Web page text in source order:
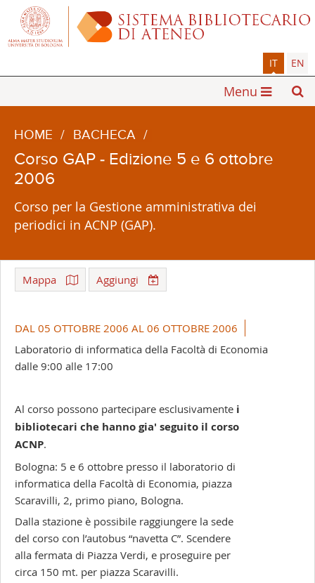
IT EN
Menu
HOME / BACHECA /
Corso GAP - Edizione 5 e 6 ottobre
2006
Corso per la Gestione amministrativa dei
periodici in ACNP (GAP).
Mappa Aggiungi
-
DAL 05 OTTOBRE 2006 AL 06 OTTOBRE 2006
Laboratorio di informatica della Facoltà di Economia
dalle 9:00 alle 17:00
Al corso possono partecipare esclusivamente i
bibliotecari che hanno gia' seguito il corso
ACNP.
Bologna: 5 e 6 ottobre presso il laboratorio di
informatica della Facoltà di Economia, piazza
Scaravilli, 2, primo piano, Bologna.
Dalla stazione è possibile raggiungere la sede
del corso con l’autobus “navetta C”. Scendere
alla fermata di Piazza Verdi, e proseguire per
circa 150 mt. per piazza Scaravilli.